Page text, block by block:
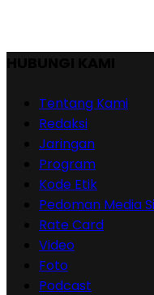
Tentang Kami
Redaksi
Jaringan
Program
Kode Etik
Pedoman Media
Rate Card
Video
Foto
Podcast